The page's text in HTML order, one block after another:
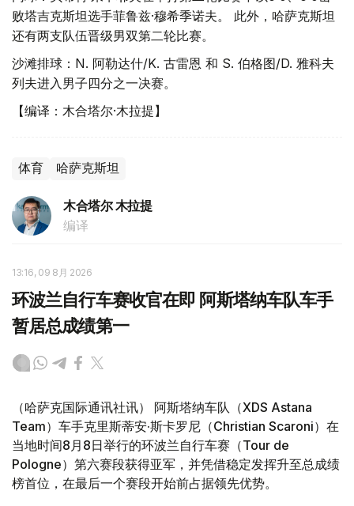
败塔吉克斯坦选手菲鲁兹·穆希季诺夫。 此外，哈萨克斯坦
还有两支队伍晋级男双第二轮比赛。
沙滩排球：N. 阿勒达什/K. 古雷恩 和 S. 伯格图/D. 雅科夫
列夫进入男子四分之一决赛。
【编译：木合塔尔·木拉提】
体育 哈萨克斯坦
木合塔尔 木拉提
编译
13:16, 09 8月 2026
环波兰自行车赛收官在即 阿斯塔纳车队车手
暂居总成绩第一
（哈萨克国际通讯社讯） 阿斯塔纳车队（XDS Astana
Team）车手克里斯蒂安·斯卡罗尼（Christian Scaroni）在
当地时间8月8日举行的环波兰自行车赛（Tour de
Pologne）第六赛段获得亚军，并凭借稳定发挥升至总成绩
榜首位，在最后一个赛段开始前占据领先优势。